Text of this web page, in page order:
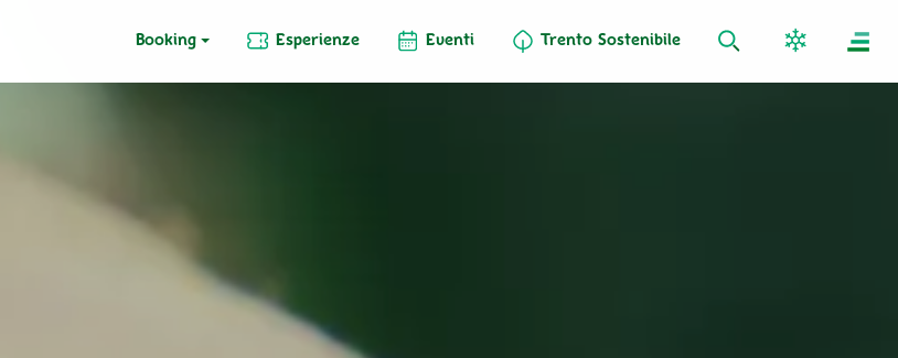
Booking Esperienze Eventi Trento Sostenibile